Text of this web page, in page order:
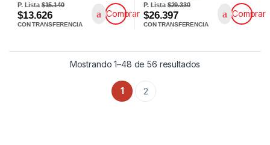
P. Lista$15.140
$13.626
CON TRANSFERENCIA
Comprar
P. Lista$29.330
$26.397
CON TRANSFERENCIA
Comprar
Mostrando 1–48 de 56 resultados
1 2